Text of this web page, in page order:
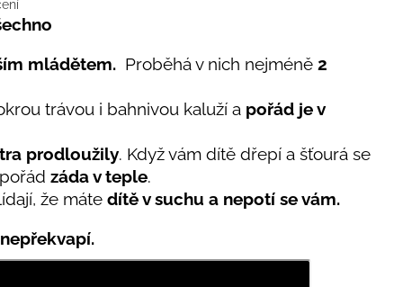
mládětem. Proběhá v nich nejméně 2
trávou i bahnivou kaluží a pořád je v
prodloužily. Když vám dítě dřepí a šťourá se
záda v teple.
že máte dítě v suchu a nepotí se vám.
NÁMOŘNICKÉ